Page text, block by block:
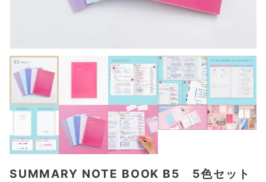
SUMMARY NOTE BOOK B5 5色セット